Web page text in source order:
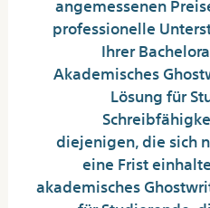
professionelle
Ihrer
Akademisches
Lösung für
diejenigen, die sich
eine Frist
akademisches